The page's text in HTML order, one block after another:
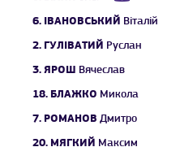
6.
ІВАНОВСЬКИЙ Віталій
2. ГУЛІВАТИЙ Руслан
3. ЯРОШ Вячеслав
18. БЛАЖКО Микола
7. РОМАНОВ Дмитро
20. МЯГКИЙ Максим